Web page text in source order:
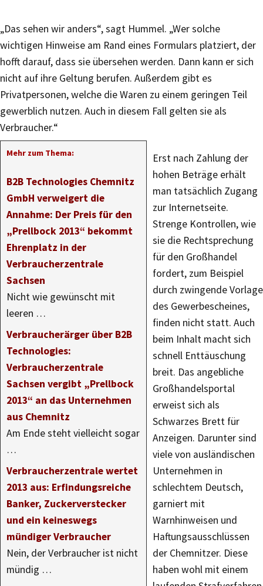
„Das sehen wir anders“, sagt Hummel. „Wer solche
wichtigen Hinweise am Rand eines Formulars platziert, der
hofft darauf, dass sie übersehen werden. Dann kann er sich
nicht auf ihre Geltung berufen. Außerdem gibt es
Privatpersonen, welche die Waren zu einem geringen Teil
gewerblich nutzen. Auch in diesem Fall gelten sie als
Verbraucher.“
Mehr zum Thema:
B2B Technologies Chemnitz
GmbH verweigert die
Annahme: Der Preis für den
„Prellbock 2013“ bekommt
Ehrenplatz in der
Verbraucherzentrale
Sachsen
Nicht wie gewünscht mit
leeren …
Verbraucherärger über B2B
Technologies:
Verbraucherzentrale
Sachsen vergibt „Prellbock
2013“ an das Unternehmen
aus Chemnitz
Am Ende steht vielleicht sogar
…
Verbraucherzentrale wertet
2013 aus: Erfindungsreiche
Banker, Zuckerverstecker
und ein keineswegs
mündiger Verbraucher
Nein, der Verbraucher ist nicht
mündig …
Erst nach Zahlung der
hohen Beträge erhält
man tatsächlich Zugang
zur Internetseite.
Strenge Kontrollen, wie
sie die Rechtsprechung
für den Großhandel
fordert, zum Beispiel
durch zwingende Vorlage
des Gewerbescheines,
finden nicht statt. Auch
beim Inhalt macht sich
schnell Enttäuschung
breit. Das angebliche
Großhandelsportal
erweist sich als
Schwarzes Brett für
Anzeigen. Darunter sind
viele von ausländischen
Unternehmen in
schlechtem Deutsch,
garniert mit
Warnhinweisen und
Haftungsausschlüssen
der Chemnitzer. Diese
haben wohl mit einem